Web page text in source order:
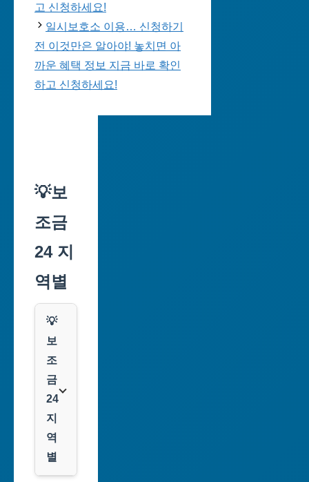
고 신청하세요!
일시보호소 이용… 신청하기
전 이것만은 알아야! 놓치면 아
까운 혜택 정보 지금 바로 확인
하고 신청하세요!
💡보
조금
24 지
역별
💡
보
조
금
24
지
역
별